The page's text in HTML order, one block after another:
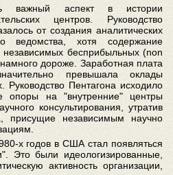
важный аспект в истории
центров. Руководство
от создания аналитических
ведомства, хотя содержание
независимых бесприбыльных (non
дороже. Заработная плата
превышала оклады
Руководство Пентагона исходило
опоры на "внутренние" центры
консультирования, утратив
присущие независимым научно
х годов в США стал появляться
Это были идеологизированные,
активность организации,